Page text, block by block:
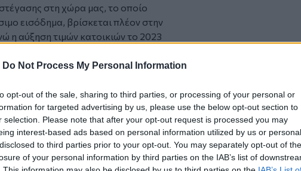
Do Not Process My Personal Information
opt-out of the sale, sharing to third parties, or processing of your personal or
for targeted advertising by us, please use the below opt-out section to
selection. Please note that after your opt-out request is processed you may
interest-based ads based on personal information utilized by us or personal
to third parties prior to your opt-out. You may separately opt-out of the
of your personal information by third parties on the IAB’s list of
στέγασης στη χώρα μας, το οποίο
εισόδημα, βρίσκεται πλέον στην
η αύξηση τιμών κατοικιών το 2023
σύμφωνα με την Τράπεζα της Ελλάδος,
ρυθμό: 8,1% το 2023 και 5,6%
η κυβερνητική κοροϊδία
πασχαλινό τραπέζι, ο Πρωθυπουργός
ένα ακόμα επίδομα. Δεν
ενίσχυση των εισοδημάτων τους,
χαμηλοσυνταξιούχους, ούτε είπε
συνταξιούχους με προσωπική